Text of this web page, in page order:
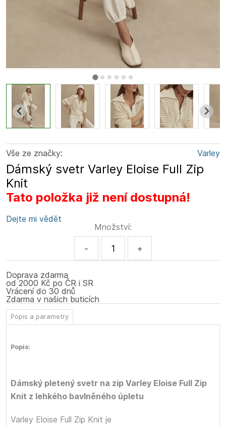
Vše ze značky: Varley
Dámský svetr Varley Eloise Full Zip
Knit
Tato položka již není dostupná!
Dejte mi vědět
Množství:
- +
Doprava zdarma
od 2000 Kč po ČR i SR
Vrácení do 30 dnů
Zdarma v našich buticích
Popis a parametry
Popis:
Dámský pletený svetr na zip Varley Eloise Full Zip
Knit z lehkého bavlněného úpletu
Varley Eloise Full Zip Knit je